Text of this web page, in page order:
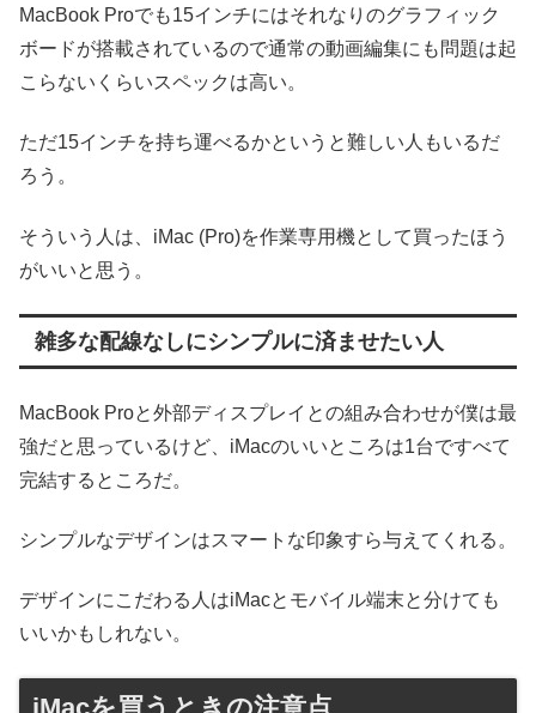
MacBook Proでも15インチにはそれなりのグラフィック
ボードが搭載されているので通常の動画編集にも問題は起
こらないくらいスペックは高い。
ただ15インチを持ち運べるかというと難しい人もいるだ
ろう。
そういう人は、iMac (Pro)を作業専用機として買ったほう
がいいと思う。
雑多な配線なしにシンプルに済ませたい人
MacBook Proと外部ディスプレイとの組み合わせが僕は最
強だと思っているけど、iMacのいいところは1台ですべて
完結するところだ。
シンプルなデザインはスマートな印象すら与えてくれる。
デザインにこだわる人はiMacとモバイル端末と分けても
いいかもしれない。